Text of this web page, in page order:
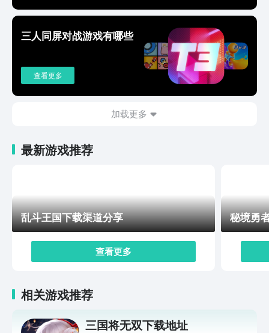
容，在战场上去释放出超强的战斗力。游戏的玩法是比较
多元化的，有休闲感，还有硬核感，主线剧情会严格遵循
历史。历经董卓乱政，还有官渡决战等经典战役，可以从
一个无名小将，在经过成长之后，就可以成为乱世霸主。
支线任务和奇遇事件就会遍布地图，大家就可以探索秘
境，然后去寻找神兵利器，在完成挑战之后就能解锁稀有
的道具。让玩家在每一次探索时都有一种惊喜感。游戏还
会打造实时PVP竞技以及军团团战等多元玩法，单人可以
核心乐趣，喜欢可以关注无双三国下载地址。通过上述的
三人同屏对战游戏有哪些
查看更多
加载更多
最新游戏推荐
乱斗王国下载渠道分享
查看更多
秘境勇
相关游戏推荐
三国将无双下载地址